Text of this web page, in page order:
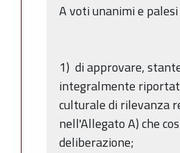
A voti unanimi e palesi
1) di approvare,
integralmente
culturale di rilevanza
nell'Allegato A) che
deliberazione;